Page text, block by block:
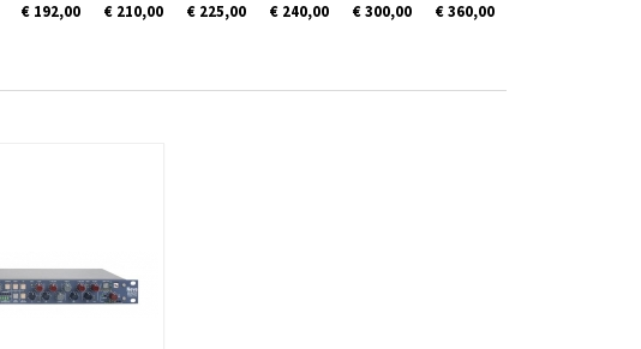
€ 192,00
€ 210,00
€ 225,00
€ 240,00
€ 300,00
€ 360,00